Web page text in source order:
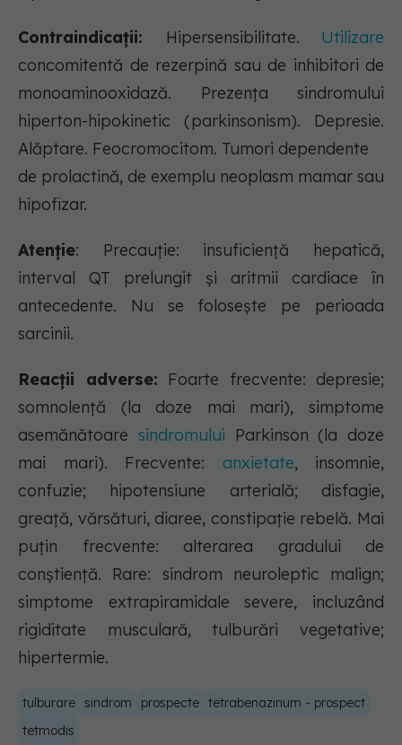
Contraindicații: Hipersensibilitate. Utilizare
concomitentă de rezerpină sau de inhibitori de
monoaminooxidază. Prezenţa sindromului
hiperton-hipokinetic (parkinsonism). Depresie.
Alăptare. Feocromocitom. Tumori dependente
de prolactină, de exemplu neoplasm mamar sau
hipofizar.
Atenție: Precauţie: insuficiență hepatică,
interval QT prelungit şi aritmii cardiace în
antecedente. Nu se foloseşte pe perioada
sarcinii.
Reacții adverse: Foarte frecvente: depresie;
somnolenţă (la doze mai mari), simptome
asemănătoare sindromului Parkinson (la doze
mai mari). Frecvente: anxietate, insomnie,
confuzie; hipotensiune arterială; disfagie,
greaţă, vărsături, diaree, constipaţie rebelă. Mai
puţin frecvente: alterarea gradului de
conştienţă. Rare: sindrom neuroleptic malign;
simptome extrapiramidale severe, incluzând
rigiditate musculară, tulburări vegetative;
hipertermie.
tulburare sindrom prospecte tetrabenazinum - prospect
tetmodis